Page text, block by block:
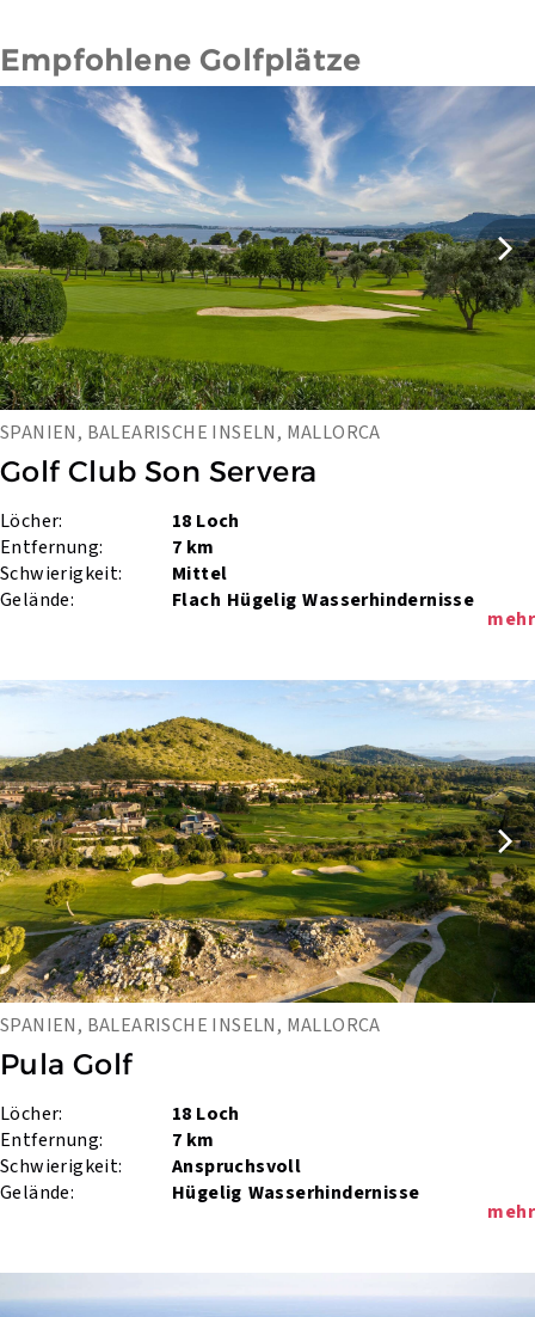
Empfohlene Golfplätze
SPANIEN, BALEARISCHE INSELN, MALLORCA
Golf Club Son Servera
Löcher:
18 Loch
Entfernung:
7 km
Schwierigkeit:
Mittel
Gelände:
Flach Hügelig Wasserhindernisse
mehr
SPANIEN, BALEARISCHE INSELN, MALLORCA
Pula Golf
Löcher:
18 Loch
Entfernung:
7 km
Schwierigkeit:
Anspruchsvoll
Gelände:
Hügelig Wasserhindernisse
mehr